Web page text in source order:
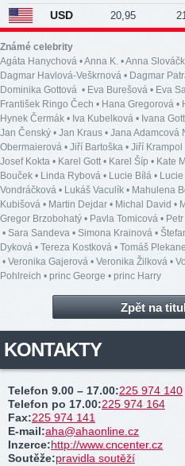
USD 20,95
Známé celebrity
Agáta Hanychová •Anna K. •Anna
Dagmar Havlová-Veškrnová • Dagmar
Dominika Gottová • Eva Burešová • Eva
František Ringo Čech • Hana Gregorová •
Hynek Čermák • Iva Kubelková • Ivana
Jan Čenský • Jan Kraus • Jana Adamcová
Obermaierová • Jiří Bartoška • Jiří Krampol
Josef Kokta • Karel Gott• Karel Šíp • Kate
Bouček • Linda Rybová • Lucie Bílá •
Vondráčková • Lukáš Vaculík • Mahulena
Kubišová • Martin Dejdar • Michal David •
Gregor Brzobohatý • Pavla Tomicová •
• Sara Sandeva • Simona Krainová •
Dyková • Tereza Kostková • Tomáš
• Veronika Gajerová • Veronika Žilková •
Pohlreich • princ George • princ Harry
Zpět na
KONTAKTY
Telefon 9.00 – 17.00:225 974 140
Telefon po 17.00:225 974 164
Fax:225 974 141
E-mail:aha@ahaonline.cz
Inzerce:http://www.cncenter.cz
Soutěže:pravidla soutěží